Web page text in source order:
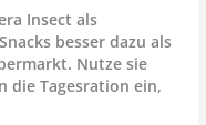
Insect als
besser dazu als
Nutze sie
die Tagesration ein,